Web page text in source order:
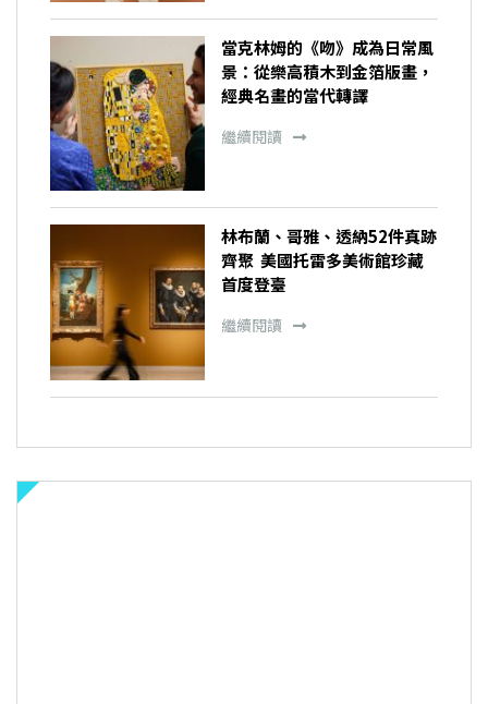
當克林姆的《吻》成為日常風
景：從樂高積木到金箔版畫，
經典名畫的當代轉譯
繼續閱讀
林布蘭、哥雅、透納52件真跡
齊聚 美國托雷多美術館珍藏
首度登臺
繼續閱讀